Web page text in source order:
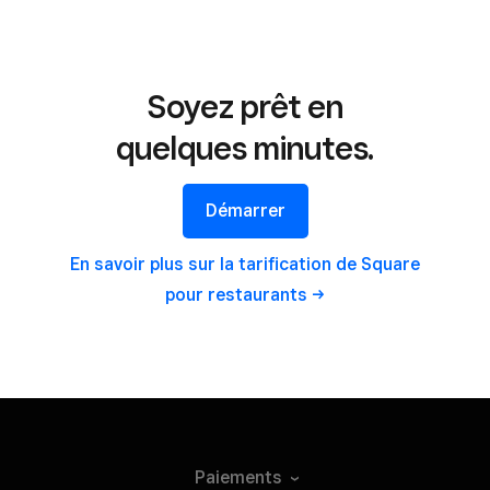
Soyez prêt en
quelques minutes.
Démarrer
En savoir plus sur la tarification de Square
pour restaurants
Paiements